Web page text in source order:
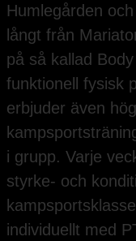
Humlegården
långt från
på så kallad
funktionell fysisk
erbjuder även
i grupp. Varje
styrke- och
individuellt med